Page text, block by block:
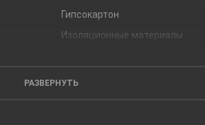
Гипсокартон
Изоляционные материалы
РАЗВЕРНУТЬ